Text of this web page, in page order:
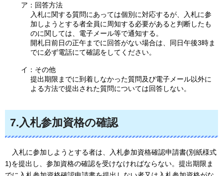
ア：回答方法
入札に関する質問にあっては個別に対応するが、入札に参
加しようとする者全員に周知する必要があると判断したも
のに関しては、電子メール等で通知する。
開札日前日の正午までに回答がない場合は、同日午後3時ま
でに必ず電話にて確認をしてください。
イ：その他
提出期限までに到着しなかった質問及び電子メール以外に
よる方法で提出された質問については回答しない。
7.入札参加資格の確認
入札に参加しようとする者は、入札参加資格確認申請書(別紙様式
1)を提出し、参加資格の確認を受けなければならない。提出期限ま